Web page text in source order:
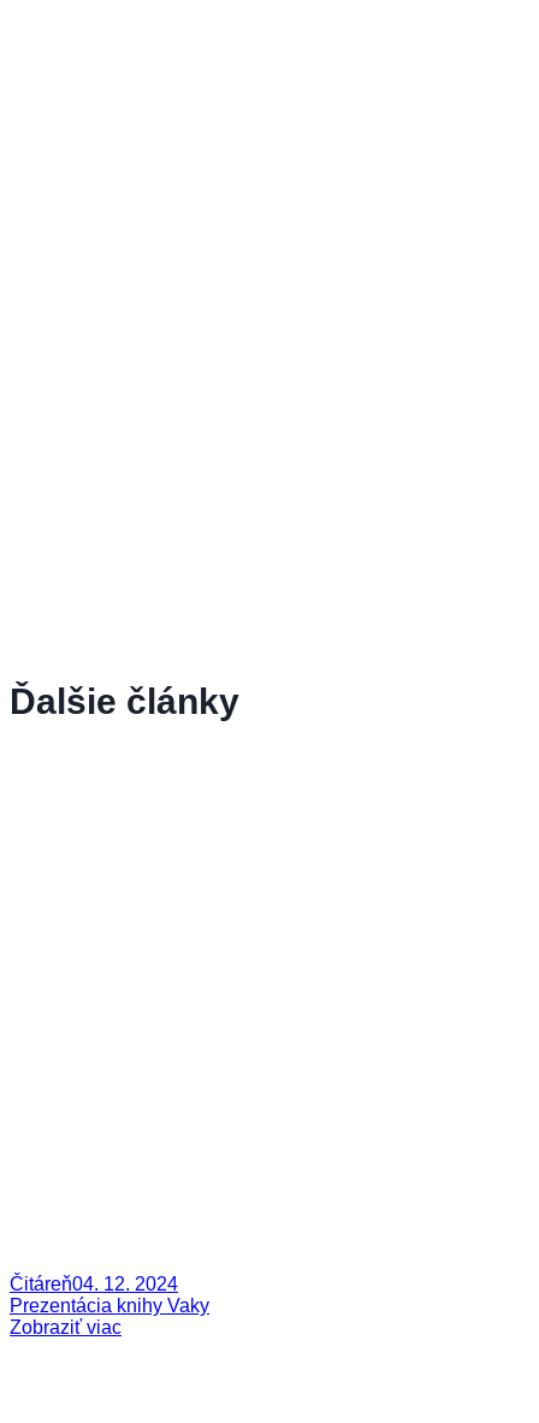
Ďalšie články
Čitáreň04. 12. 2024
Prezentácia knihy Vaky
Zobraziť viac